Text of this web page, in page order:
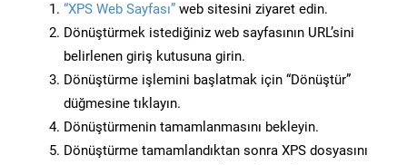
“XPS Web Sayfası” web sitesini ziyaret edin.
Dönüştürmek istediğiniz web sayfasının URL’sini
belirlenen giriş kutusuna girin.
Dönüştürme işlemini başlatmak için “Dönüştür”
düğmesine tıklayın.
Dönüştürmenin tamamlanmasını bekleyin.
Dönüştürme tamamlandıktan sonra XPS dosyasını